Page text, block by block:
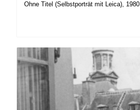
Ohne Titel (Selbstporträt mit Leica), 1980